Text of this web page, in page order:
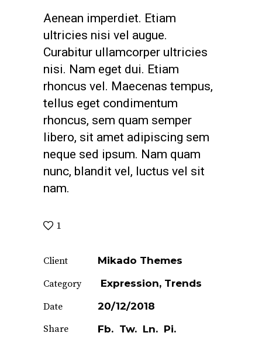
Aenean imperdiet. Etiam
ultricies nisi vel augue.
Curabitur ullamcorper ultricies
nisi. Nam eget dui. Etiam
rhoncus vel. Maecenas tempus,
tellus eget condimentum
rhoncus, sem quam semper
libero, sit amet adipiscing sem
neque sed ipsum. Nam quam
nunc, blandit vel, luctus vel sit
nam.
1
Client
Mikado Themes
Category
Expression Trends
Date
20/12/2018
Share
Fb. Tw. Ln. Pi.